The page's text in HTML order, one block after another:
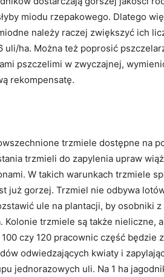
miodu rzepakowego. Dlatego
należy raczej zwiększyć ich
uli/ha. Można też poprosić
pszczelimi w zwyczajnej,
rekompensatę.
trzmiele dostępne na
trzmieli do zapylenia upraw
W takich warunkach trzmiele
już gorzej. Trzmiel nie odbywa
ule na plantacji, by osobniki
Kolonie trzmiele są także nieliczne,
czy 120 pracownic część będzie
odwiedzających kwiaty i
jednorazowych uli. Na 1 ha